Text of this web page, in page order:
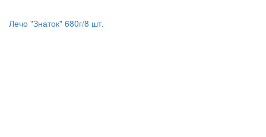
Лечо "Знаток" 680г/8 шт.